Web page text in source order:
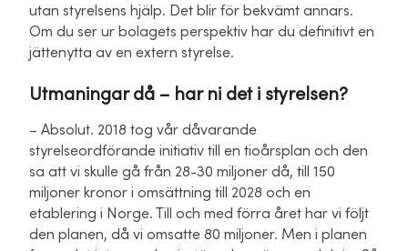
utan styrelsens hjälp. Det blir för bekvämt annars.
Om du ser ur bolagets perspektiv har du definitivt en
jättenytta av en extern styrelse.
Utmaningar då – har ni det i styrelsen?
– Absolut. 2018 tog vår dåvarande
styrelseordförande initiativ till en tioårsplan och den
sa att vi skulle gå från 28-30 miljoner då, till 150
miljoner kronor i omsättning till 2028 och en
etablering i Norge. Till och med förra året har vi följt
den planen, då vi omsatte 80 miljoner. Men i planen